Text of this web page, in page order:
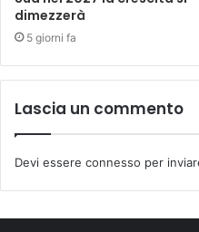
dimezzerà
5 giorni fa
Lascia un commento
Devi essere connesso per